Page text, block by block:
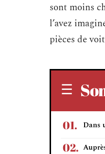
sont moins
l’avez
pièces de
Dans